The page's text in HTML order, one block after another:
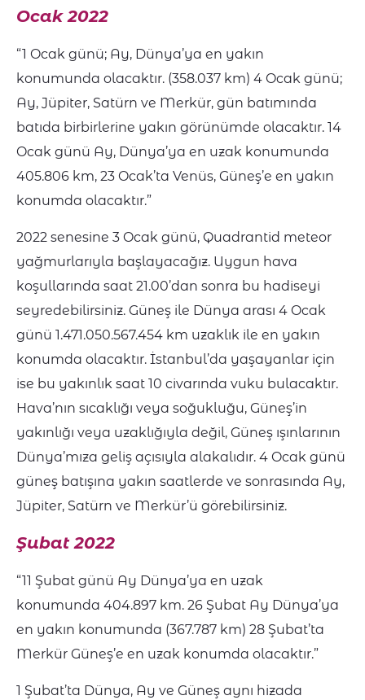
Ocak 2022
“1 Ocak günü; Ay, Dünya’ya en yakın
konumunda olacaktır. (358.037 km) 4 Ocak günü;
Ay, Jüpiter, Satürn ve Merkür, gün batımında
batıda birbirlerine yakın görünümde olacaktır. 14
Ocak günü Ay, Dünya’ya en uzak konumunda
405.806 km, 23 Ocak’ta Venüs, Güneş’e en yakın
konumda olacaktır.”
2022 senesine 3 Ocak günü, Quadrantid meteor
yağmurlarıyla başlayacağız. Uygun hava
koşullarında saat 21.00’dan sonra bu hadiseyi
seyredebilirsiniz. Güneş ile Dünya arası 4 Ocak
günü 1.471.050.567.454 km uzaklık ile en yakın
konumda olacaktır. İstanbul’da yaşayanlar için
ise bu yakınlık saat 10 civarında vuku bulacaktır.
Hava’nın sıcaklığı veya soğukluğu, Güneş’in
yakınlığı veya uzaklığıyla değil, Güneş ışınlarının
Dünya’mıza geliş açısıyla alakalıdır. 4 Ocak günü
güneş batışına yakın saatlerde ve sonrasında Ay,
Jüpiter, Satürn ve Merkür’ü görebilirsiniz.
Şubat 2022
“11 Şubat günü Ay Dünya’ya en uzak
konumunda 404.897 km. 26 Şubat Ay Dünya’ya
en yakın konumunda (367.787 km) 28 Şubat’ta
Merkür Güneş’e en uzak konumda olacaktır.”
1 Şubat’ta Dünya, Ay ve Güneş aynı hizada